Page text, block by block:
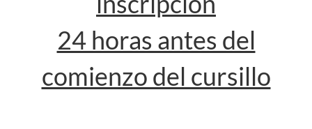
24 horas antes del
comienzo del cursillo